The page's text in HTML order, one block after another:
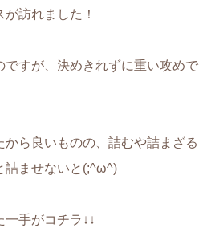
訪れました！
ですが、決めきれずに重い攻めで
ら良いものの、詰むや詰まざる
詰ませないと(;^ω^)
手がコチラ↓↓